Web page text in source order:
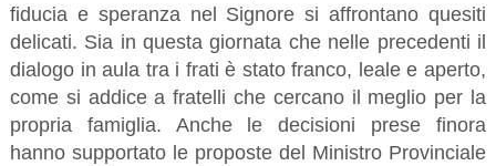
fiducia e speranza nel Signore si affrontano quesiti
delicati. Sia in questa giornata che nelle precedenti il
dialogo in aula tra i frati è stato franco, leale e aperto,
come si addice a fratelli che cercano il meglio per la
propria famiglia. Anche le decisioni prese finora
hanno supportato le proposte del Ministro Provinciale